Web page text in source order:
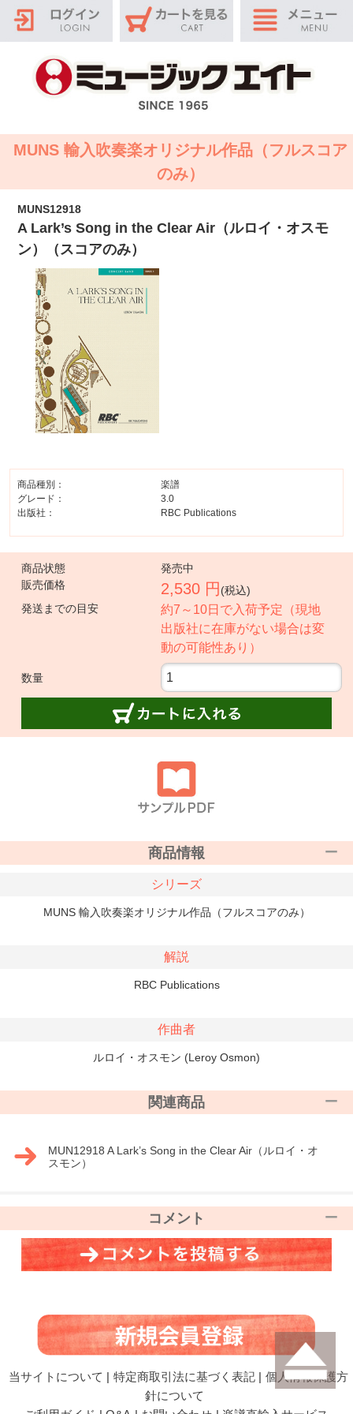
MUNS 輸入吹奏楽オリジナル作品（フルスコア
のみ）
MUNS12918
A Lark’s Song in the Clear Air（ルロイ・オスモ
ン）（スコアのみ）
商品種別：
楽譜
グレード：
3.0
出版社：
RBC Publications
商品状態
発売中
販売価格
2,530 円 (税込)
発送までの目安
約7～10日で入荷予定（現地
出版社に在庫がない場合は変
動の可能性あり）
数量
商品情報
シリーズ
MUNS 輸入吹奏楽オリジナル作品（フルスコアのみ）
解説
RBC Publications
作曲者
ルロイ・オスモン (Leroy Osmon)
関連商品
MUN12918 A Lark’s Song in the Clear Air（ルロイ・オ
スモン）
コメント
当サイトについて | 特定商取引法に基づく表記 | 個人情報保護方
針について